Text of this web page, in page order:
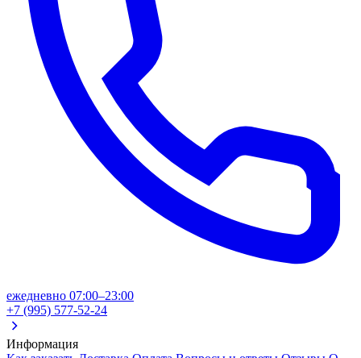
ежедневно 07:00–23:00
+7 (995) 577-52-24
Информация